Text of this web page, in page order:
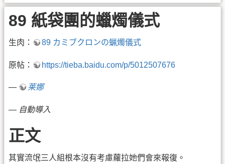
89 紙袋團的蠟燭儀式
生肉： 89 カミブクロンの蝋燭儀式
原帖： https://tieba.baidu.com/p/5012507676
— 莱娜
— 自動導入
正文
其實流氓三人組根本沒有考慮蘿拉她們會來報復。